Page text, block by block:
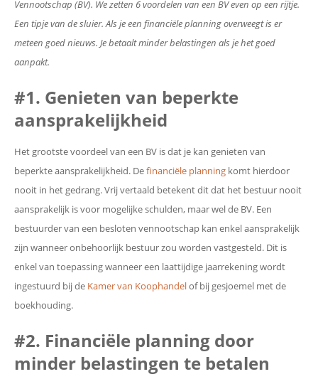
Vennootschap (BV). We zetten 6 voordelen van een BV even op een rijtje.
Een tipje van de sluier. Als je een financiële planning overweegt is er
meteen goed nieuws. Je betaalt minder belastingen als je het goed
aanpakt.
#1. Genieten van beperkte
aansprakelijkheid
Het grootste voordeel van een BV is dat je kan genieten van
beperkte aansprakelijkheid. Definanciële planning komt hierdoor
nooit in het gedrang. Vrij vertaald betekent dit dat het bestuur nooit
aansprakelijk is voor mogelijke schulden, maar wel de BV. Een
bestuurder van een besloten vennootschap kan enkel aansprakelijk
zijn wanneer onbehoorlijk bestuur zou worden vastgesteld. Dit is
enkel van toepassing wanneer een laattijdige jaarrekening wordt
ingestuurd bij de Kamer van Koophandelof bij gesjoemel met de
boekhouding.
#2. Financiële planning door
minder belastingen te betalen